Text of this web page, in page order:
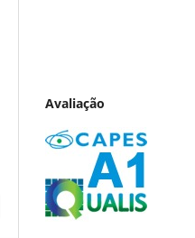
Avaliação